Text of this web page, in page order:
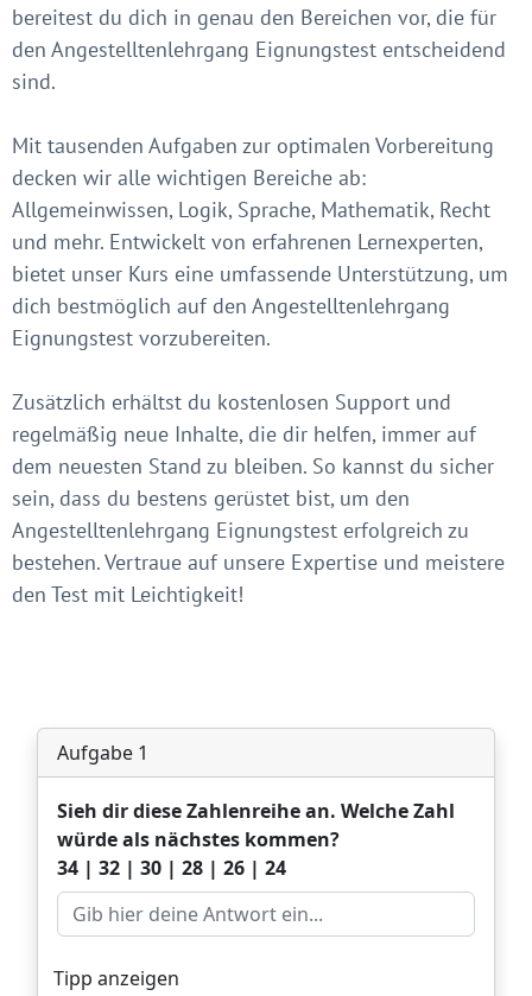
bereitest du dich in genau den Bereichen vor, die für
den Angestelltenlehrgang Eignungstest entscheidend
sind.
Mit tausenden Aufgaben zur optimalen Vorbereitung
decken wir alle wichtigen Bereiche ab:
Allgemeinwissen, Logik, Sprache, Mathematik, Recht
und mehr. Entwickelt von erfahrenen Lernexperten,
bietet unser Kurs eine umfassende Unterstützung, um
dich bestmöglich auf den Angestelltenlehrgang
Eignungstest vorzubereiten.
Zusätzlich erhältst du kostenlosen Support und
regelmäßig neue Inhalte, die dir helfen, immer auf
dem neuesten Stand zu bleiben. So kannst du sicher
sein, dass du bestens gerüstet bist, um den
Angestelltenlehrgang Eignungstest erfolgreich zu
bestehen. Vertraue auf unsere Expertise und meistere
den Test mit Leichtigkeit!